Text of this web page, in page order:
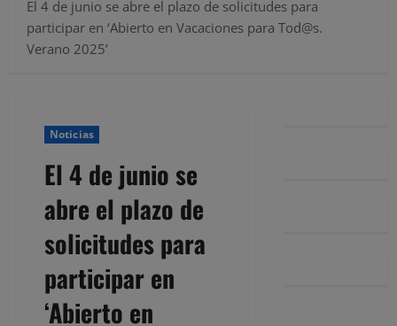
El 4 de junio se abre el plazo de solicitudes para
participar en ‘Abierto en Vacaciones para Tod@s.
Verano 2025’
Noticias
El 4 de junio se
abre el plazo de
solicitudes para
participar en
‘Abierto en